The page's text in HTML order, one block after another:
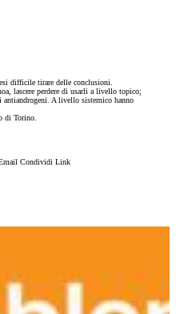
difficile tirare delle conclusioni.
lascere perdere di usarli a livello topico;
A livello sistemico hanno
di Torino.
Condividi Link